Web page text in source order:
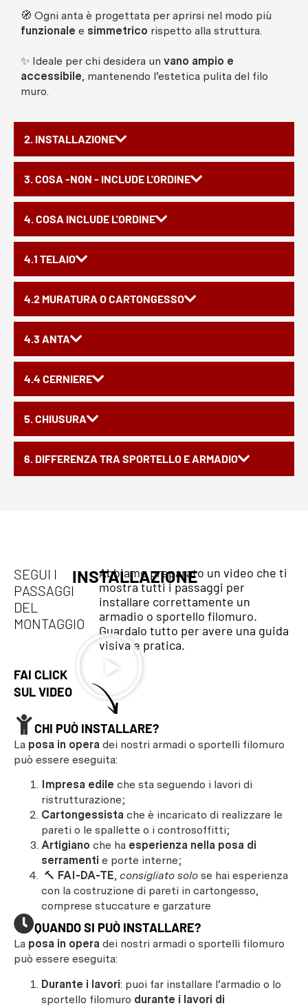
2. INSTALLAZIONE
3. COSA -NON - INCLUDE L'ORDINE
4. COSA INCLUDE L'ORDINE
4.1 TELAIO
4.2 MURATURA O CARTONGESSO
4.3 ANTA
4.4 CERNIERE
5. CHIUSURA
6. DIFFERENZA TRA SPORTELLO E ARMADIO
🧭 Ogni anta è progettata per aprirsi nel modo più
funzionale e simmetrico rispetto alla struttura.
✨ Ideale per chi desidera un vano ampio e
accessibile, mantenendo l’estetica pulita del filo
muro.
SEGUI I
PASSAGGI
DEL
MONTAGGIO
INSTALLAZIONE
Abbiamo preparato un video che ti
mostra tutti i passaggi per
installare correttamente un
armadio o sportello filomuro.
Guardalo tutto per avere una guida
visiva e pratica.
FAI CLICK
SUL VIDEO
CHI PUÒ INSTALLARE?
La posa in opera dei nostri armadi o sportelli filomuro
può essere eseguita:
Impresa edile che sta seguendo i lavori di
ristrutturazione;
Cartongessista che è incaricato di realizzare le
pareti o le spallette o i controsoffitti;
Artigiano che ha esperienza nella posa di
serramenti e porte interne;
🔨 FAI-DA-TE, consigliato solo se hai esperienza
con la costruzione di pareti in cartongesso,
comprese stuccature e garzature
QUANDO SI PUÒ INSTALLARE?
La posa in opera dei nostri armadi o sportelli filomuro
può essere eseguita:
Durante i lavori: puoi far installare l’armadio o lo
sportello filomuro durante i lavori di